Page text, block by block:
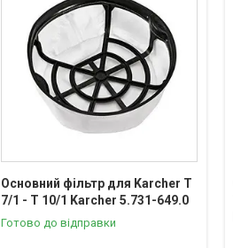
Основний фільтр для Karcher T
7/1 - T 10/1 Karcher 5.731-649.0
Готово до відправки